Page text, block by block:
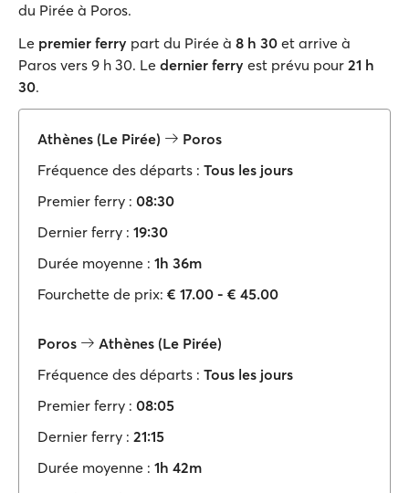
du Pirée à Poros.
Le premier ferry part du Pirée à 8 h 30 et arrive à
Paros vers 9 h 30. Le dernier ferry est prévu pour 21 h
30.
Athènes (Le Pirée)
Poros
Fréquence des départs : Tous les jours
Premier ferry : 08:30
Dernier ferry : 19:30
Durée moyenne : 1h 36m
Fourchette de prix: € 17.00 - € 45.00
Poros
Athènes (Le Pirée)
Fréquence des départs : Tous les jours
Premier ferry : 08:05
Dernier ferry : 21:15
Durée moyenne : 1h 42m